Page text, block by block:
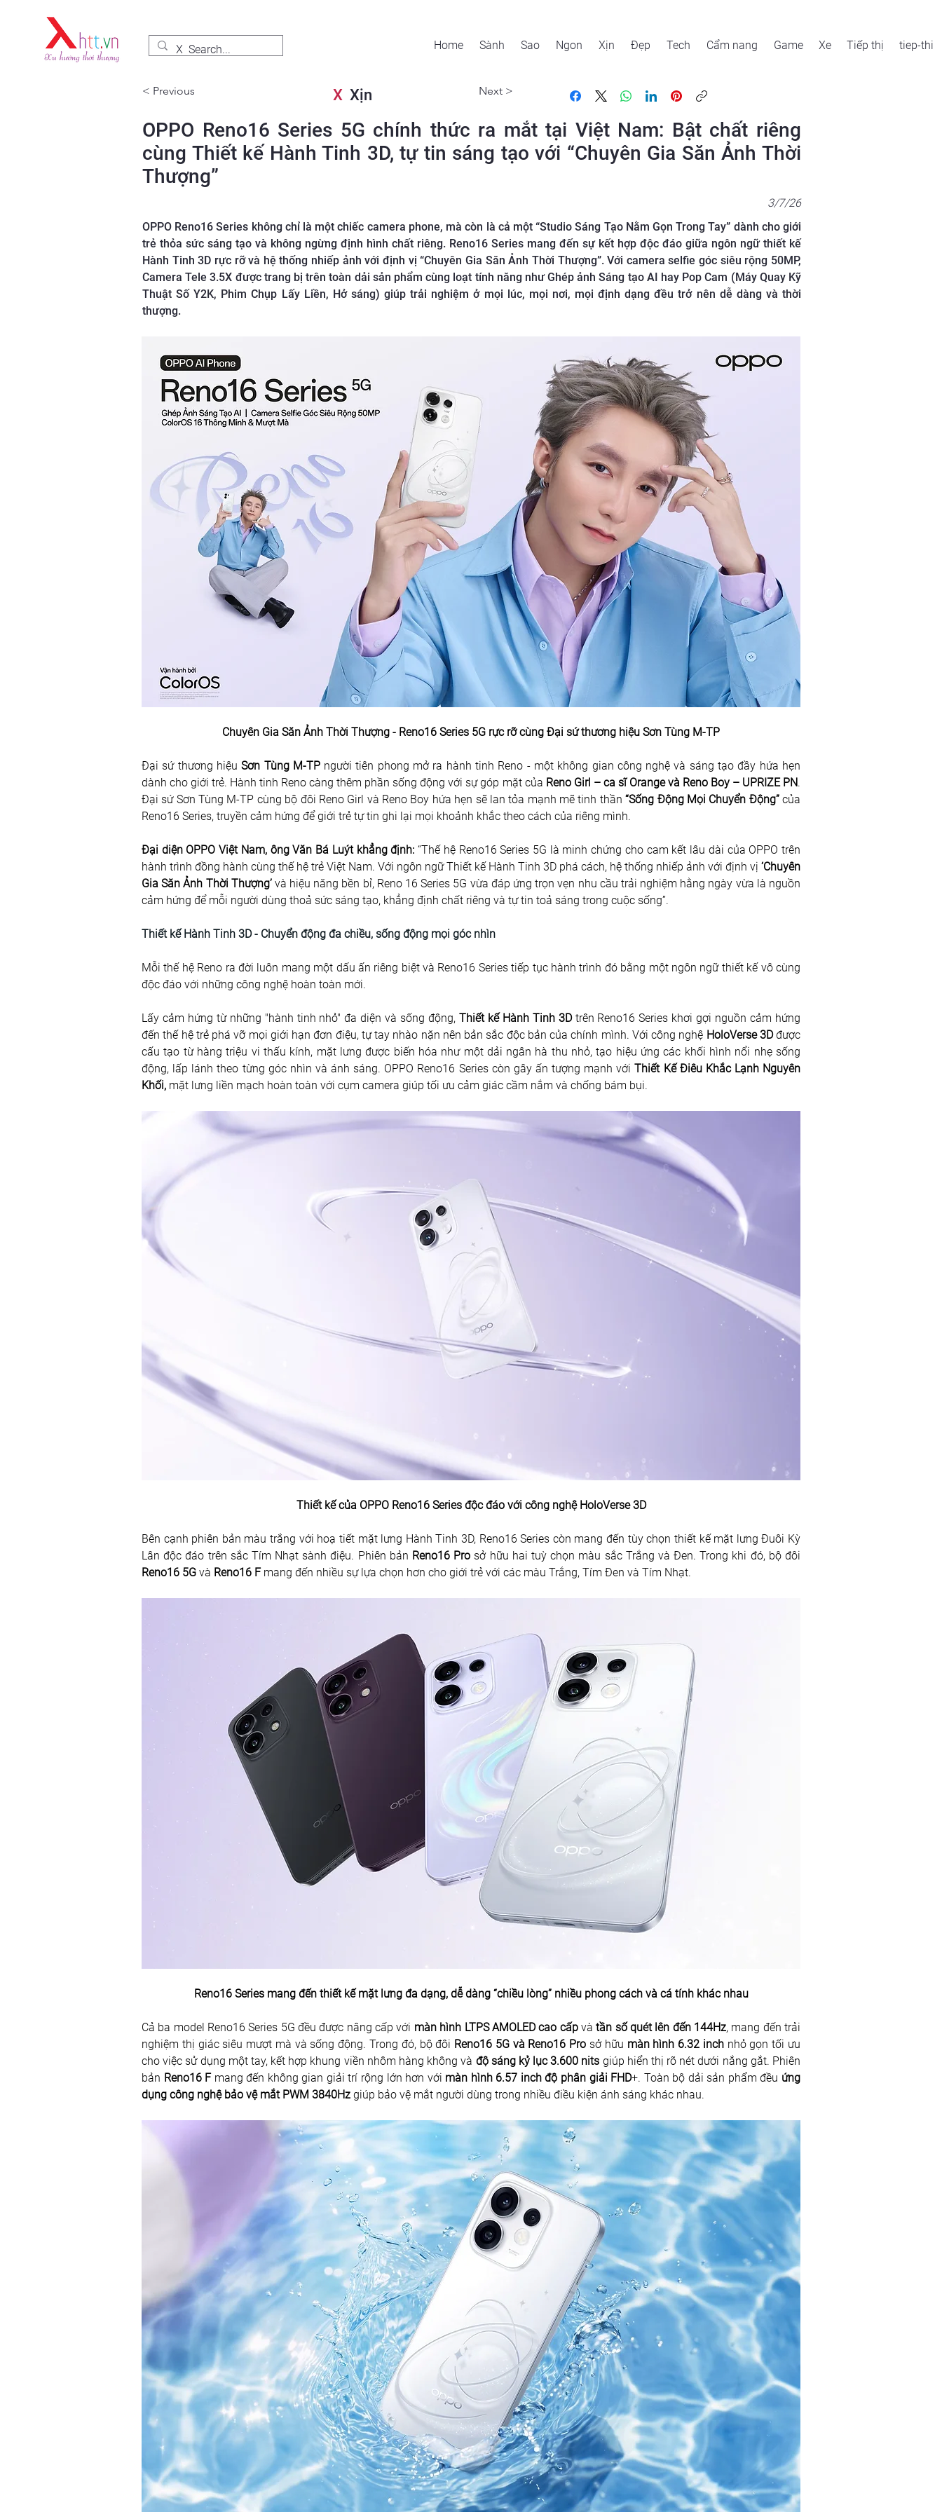
Home Sành Sao Ngon Xịn Đẹp Tech Cẩm nang Game Xe Tiếp thị tiep-thi
< Previous X Xịn Next >
OPPO Reno16 Series 5G chính thức ra mắt tại Việt Nam: Bật chất riêng
cùng Thiết kế Hành Tinh 3D, tự tin sáng tạo với “Chuyên Gia Săn Ảnh Thời
Thượng”
3/7/26
OPPO Reno16 Series không chỉ là một chiếc camera phone, mà còn là cả một “Studio Sáng Tạo Nằm Gọn Trong Tay” dành cho giới
trẻ thỏa sức sáng tạo và không ngừng định hình chất riêng. Reno16 Series mang đến sự kết hợp độc đáo giữa ngôn ngữ thiết kế
Hành Tinh 3D rực rỡ và hệ thống nhiếp ảnh với định vị “Chuyên Gia Săn Ảnh Thời Thượng”. Với camera selfie góc siêu rộng 50MP,
Camera Tele 3.5X được trang bị trên toàn dải sản phẩm cùng loạt tính năng như Ghép ảnh Sáng tạo AI hay Pop Cam (Máy Quay Kỹ
Thuật Số Y2K, Phim Chụp Lấy Liền, Hở sáng) giúp trải nghiệm ở mọi lúc, mọi nơi, mọi định dạng đều trở nên dễ dàng và thời
thượng.
Chuyên Gia Săn Ảnh Thời Thượng - Reno16 Series 5G rực rỡ cùng Đại sứ thương hiệu Sơn Tùng M-TP
Đại sứ thương hiệu Sơn Tùng M-TP người tiên phong mở ra hành tinh Reno - một không gian công nghệ và sáng tạo đầy hứa hẹn
dành cho giới trẻ. Hành tinh Reno càng thêm phần sống động với sự góp mặt của Reno Girl – ca sĩ Orange và Reno Boy – UPRIZE PN.
Đại sứ Sơn Tùng M-TP cùng bộ đôi Reno Girl và Reno Boy hứa hẹn sẽ lan tỏa mạnh mẽ tinh thần “Sống Động Mọi Chuyển Động” của
Reno16 Series, truyền cảm hứng để giới trẻ tự tin ghi lại mọi khoảnh khắc theo cách của riêng mình.
Đại diện OPPO Việt Nam, ông Văn Bá Luýt khẳng định: “Thế hệ Reno16 Series 5G là minh chứng cho cam kết lâu dài của OPPO trên
hành trình đồng hành cùng thế hệ trẻ Việt Nam. Với ngôn ngữ Thiết kế Hành Tinh 3D phá cách, hệ thống nhiếp ảnh với định vị ‘Chuyên
Gia Săn Ảnh Thời Thượng’ và hiệu năng bền bỉ, Reno 16 Series 5G vừa đáp ứng trọn vẹn nhu cầu trải nghiệm hằng ngày vừa là nguồn
cảm hứng để mỗi người dùng thoả sức sáng tạo, khẳng định chất riêng và tự tin toả sáng trong cuộc sống”.
Thiết kế Hành Tinh 3D - Chuyển động đa chiều, sống động mọi góc nhìn
Mỗi thế hệ Reno ra đời luôn mang một dấu ấn riêng biệt và Reno16 Series tiếp tục hành trình đó bằng một ngôn ngữ thiết kế vô cùng
độc đáo với những công nghệ hoàn toàn mới.
Lấy cảm hứng từ những "hành tinh nhỏ" đa diện và sống động, Thiết kế Hành Tinh 3D trên Reno16 Series khơi gợi nguồn cảm hứng
đến thế hệ trẻ phá vỡ mọi giới hạn đơn điệu, tự tay nhào nặn nên bản sắc độc bản của chính mình. Với công nghệ HoloVerse 3D được
cấu tạo từ hàng triệu vi thấu kính, mặt lưng được biến hóa như một dải ngân hà thu nhỏ, tạo hiệu ứng các khối hình nổi nhẹ sống
động, lấp lánh theo từng góc nhìn và ánh sáng. OPPO Reno16 Series còn gây ấn tượng mạnh với Thiết Kế Điêu Khắc Lạnh Nguyên
Khối, mặt lưng liền mạch hoàn toàn với cụm camera giúp tối ưu cảm giác cầm nắm và chống bám bụi.
Thiết kế của OPPO Reno16 Series độc đáo với công nghệ HoloVerse 3D
Bên cạnh phiên bản màu trắng với hoạ tiết mặt lưng Hành Tinh 3D, Reno16 Series còn mang đến tùy chọn thiết kế mặt lưng Đuôi Kỳ
Lân độc đáo trên sắc Tím Nhạt sành điệu. Phiên bản Reno16 Pro
Reno16 5G và Reno16 F mang đến nhiều sự lựa chọn hơn cho giới trẻ với các màu Trắng, Tím Đen và Tím Nhạt.
Reno16 Series mang đến thiết kế mặt lưng đa dạng, dễ dàng “chiều lòng” nhiều phong cách và cá tính khác nhau
Cả ba model Reno16 Series 5G đều được nâng cấp với màn hình LTPS AMOLED cao cấp và tần số quét lên đến 144Hz, mang đến trải
nghiệm thị giác siêu mượt mà và sống động. Trong đó, bộ đôi Reno16 5G và Reno16 Pro sở hữu màn hình 6.32 inch nhỏ gọn tối ưu
cho việc sử dụng một tay, kết hợp khung viền nhôm hàng không và độ sáng kỷ lục 3.600 nits giúp hiển thị rõ nét dưới nắng gắt. Phiên
bản Reno16 F mang đến không gian giải trí rộng lớn hơn với màn hình 6.57 inch độ phân giải FHD+. Toàn bộ dải sản phẩm đều ứng
dụng công nghệ bảo vệ mắt PWM 3840Hz giúp bảo vệ mắt người dùng trong nhiều điều kiện ánh sáng khác nhau.